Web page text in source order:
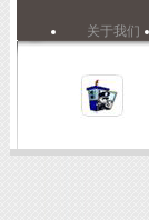
关于我们